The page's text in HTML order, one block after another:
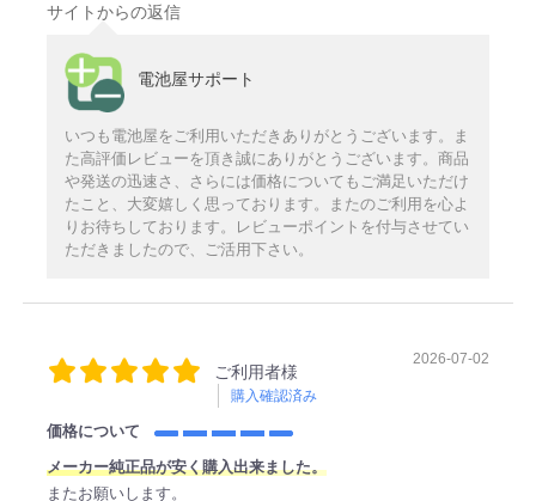
サイトからの返信
電池屋サポート
いつも電池屋をご利用いただきありがとうございます。ま
た高評価レビューを頂き誠にありがとうございます。商品
や発送の迅速さ、さらには価格についてもご満足いただけ
たこと、大変嬉しく思っております。またのご利用を心よ
りお待ちしております。レビューポイントを付与させてい
ただきましたので、ご活用下さい。
ご利用者様
購入確認済み
2026-07-02
価格について
メーカー純正品が安く購入出来ました。
またお願いします。